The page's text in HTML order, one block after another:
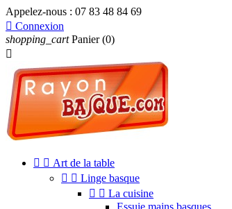
Appelez-nous : 07 83 48 84 69
 Connexion
shopping_cart Panier (0)

  Art de la table
  Linge basque
  La cuisine
Essuie mains basques